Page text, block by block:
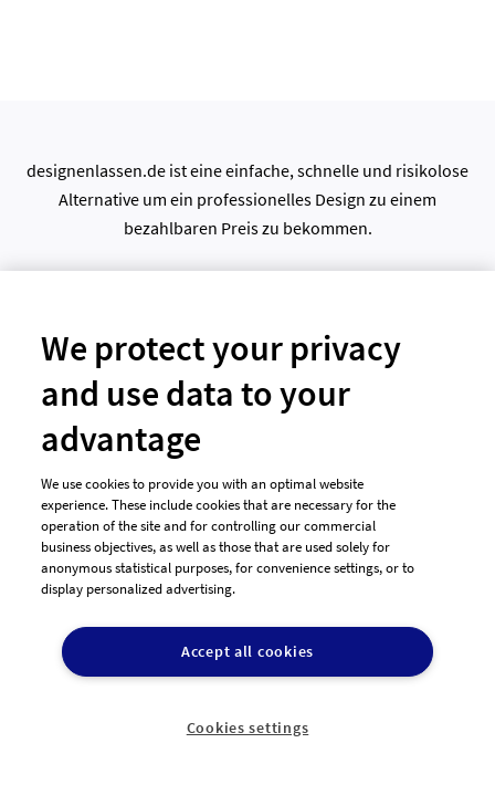
designenlassen.de ist eine einfache, schnelle und risikolose
Alternative um ein professionelles Design zu einem
bezahlbaren Preis zu bekommen.
Hast Du noch Fragen?
Wir beraten Dich gerne telefonisch
+49 911-13136893
We protect your privacy
and use data to your
advantage
We use cookies to provide you with an optimal website
experience. These include cookies that are necessary for the
operation of the site and for controlling our commercial
business objectives, as well as those that are used solely for
anonymous statistical purposes, for convenience settings, or to
display personalized advertising.
Accept all cookies
Cookies settings